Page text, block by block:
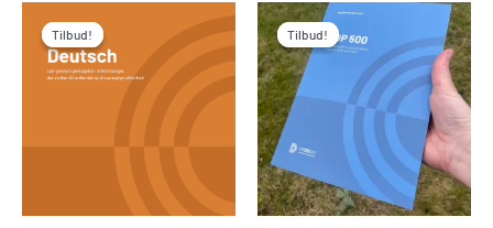
Tilbud!
Tilbud! oprindelige
pris
var:
kr.580.00.
Tilbud!
Tilbud!
Den
oprindelige
pris
kr.630.00.
pris
er:
kr.500.00.